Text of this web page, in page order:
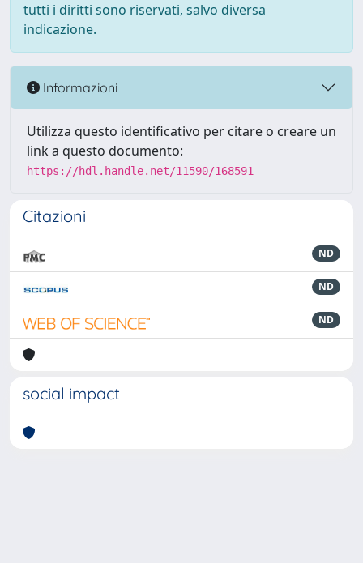
tutti i diritti sono riservati, salvo diversa
indicazione.
Informazioni
Utilizza questo identificativo per citare o creare un
link a questo documento:
https://hdl.handle.net/11590/168591
Citazioni
ND
ND
ND
social impact